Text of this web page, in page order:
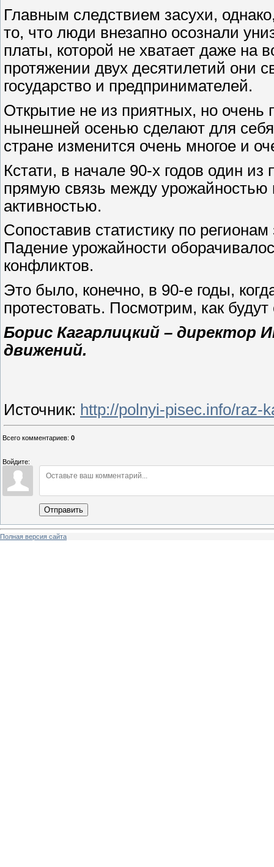
Главным следствием засухи,
то, что люди внезапно осознали
платы, которой не хватает даже на
протяжении двух десятилетий они
государство и предпринимателей.
Открытие не из приятных, но
нынешней осенью сделают для
стране изменится очень многое и
Кстати, в начале 90-х годов один
прямую связь между урожайностью
активностью.
Сопоставив статистику по
Падение урожайности
конфликтов.
Это было, конечно, в 90-е годы,
протестовать. Посмотрим, как
Борис Кагарлицкий – директор
движений.
Источник: http://polnyi-pisec.info/raz-
Всего комментариев: 0
Войдите:
Отправить
Полная версия сайта